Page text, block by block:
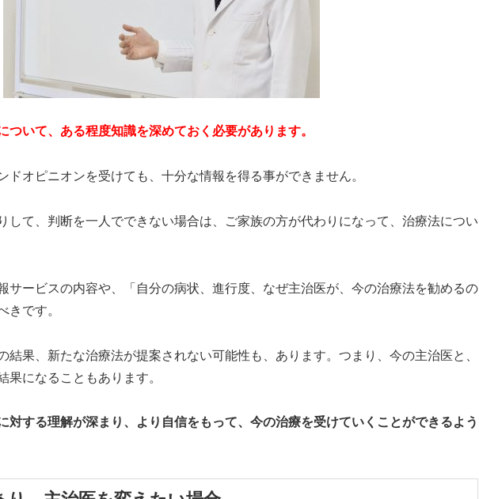
ついて、ある程度知識を深めておく必要があります。
ドオピニオンを受けても、十分な情報を得る事ができません。
して、判断を一人でできない場合は、ご家族の方が代わりになって、治療法につい
サービスの内容や、「自分の病状、進行度、なぜ主治医が、今の治療法を勧めるの
きです。
結果、新たな治療法が提案されない可能性も、あります。つまり、今の主治医と、
果になることもあります。
対する理解が深まり、より自信をもって、今の治療を受けていくことができるよう